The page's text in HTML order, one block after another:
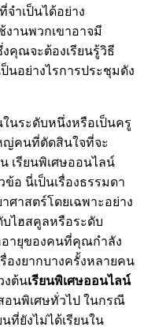
ำเป็นได้อย่าง
านพวกเขาอาจมี
คุณจะต้องเรียนรู้วิธี
นอย่างไรการประชุมดัง
ในระดับหนึ่งหรือเป็นครู
ญ่คนที่ตัดสินใจที่จะ
เรียนพิเศษออนไลน์
อ นี่เป็นเรื่องธรรมดา
าสตร์โดยเฉพาะอย่าง
ไฮสคูลหรือระดับ
ายุของคนที่คุณกำลัง
องยากบางครั้งหลายคน
งต้นเรียนพิเศษออนไลน์
อนพิเศษทั่วไป ในกรณี
ที่ยังไม่ได้เรียนใน